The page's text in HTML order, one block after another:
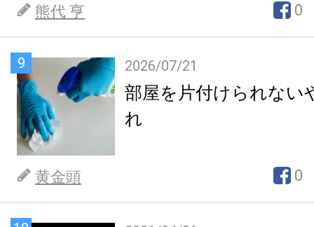
熊代 亨 0
9 2026/07/21
部屋を片付けられない
れ
黄金頭 0